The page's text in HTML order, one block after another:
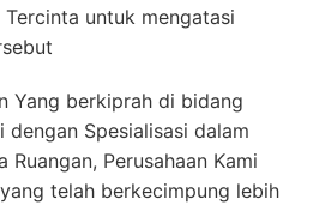
untuk mengatasi
Yang berkiprah di bidang
dengan Spesialisasi dalam
Ruangan, Perusahaan Kami
telah berkecimpung lebih